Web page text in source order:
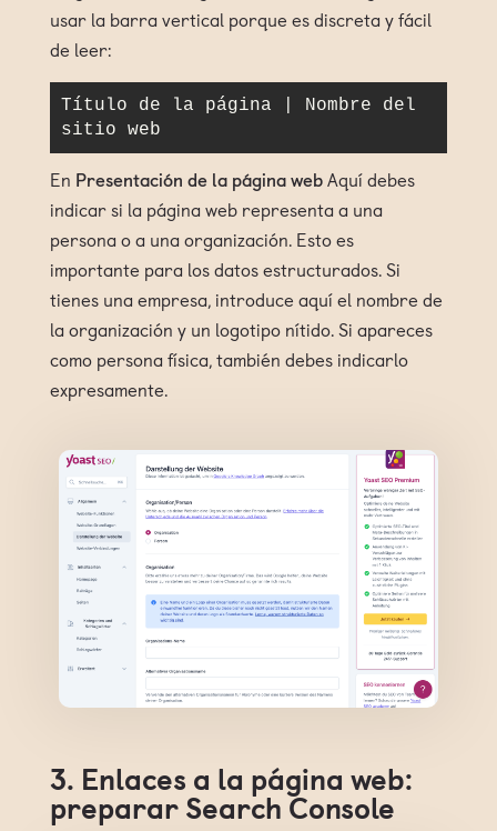
usar la barra vertical porque es discreta y fácil
de leer:
Título de la página | Nombre del
sitio web
En Presentación de la página webAquí debes
indicar si la página web representa a una
persona o a una organización. Esto es
importante para los datos estructurados. Si
tienes una empresa, introduce aquí el nombre de
la organización y un logotipo nítido. Si apareces
como persona física, también debes indicarlo
expresamente.
3. Enlaces a la página web:
preparar Search Console